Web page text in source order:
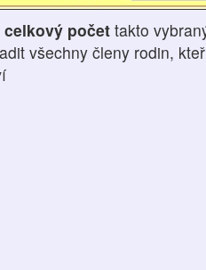
celkový počet takto
všechny členy rodin,